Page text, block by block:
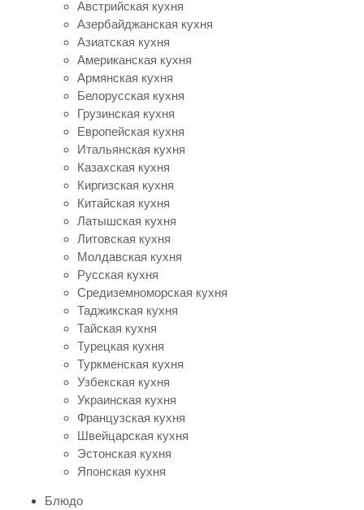
Австрийская кухня
Азербайджанская кухня
Азиатская кухня
Американская кухня
Армянская кухня
Белорусская кухня
Грузинская кухня
Европейская кухня
Итальянская кухня
Казахская кухня
Киргизская кухня
Китайская кухня
Латышская кухня
Литовская кухня
Молдавская кухня
Русская кухня
Средиземноморская кухня
Таджикская кухня
Тайская кухня
Турецкая кухня
Туркменская кухня
Узбекская кухня
Украинская кухня
Французская кухня
Швейцарская кухня
Эстонская кухня
Японская кухня
Блюдо